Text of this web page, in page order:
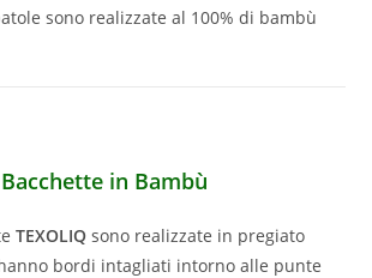
sono realizzate al 100% di bambù
in Bambù
TEXOLIQ sono realizzate in pregiato
bordi intagliati intorno alle punte